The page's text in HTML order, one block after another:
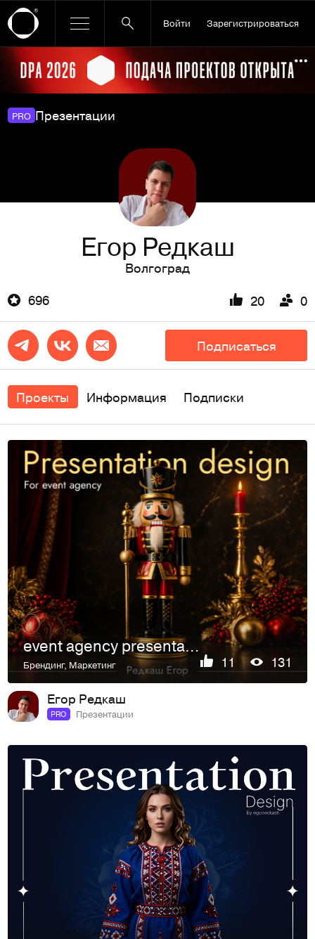
Войти Зарегистрироваться
Ссылка баннера
PRO Презентации
Егор Редкаш
Волгоград
696
20 0
Подписаться
Проекты Информация Подписки
event agency presentation
Брендинг, Маркетинг 11 131
Егор Редкаш
PRO Презентации